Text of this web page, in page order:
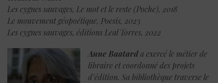
Les cygnes sauvages, Le mot et le reste (Poche), 2018
Le mouvement géopoétique, Poesis, 2023
Les cygnes sauvages, éditions Leal Torres, 2022
Anne Baatarda exercé le métier de
libraire et coordonné des projets
d’édition. Sa bibliothèque traverse le